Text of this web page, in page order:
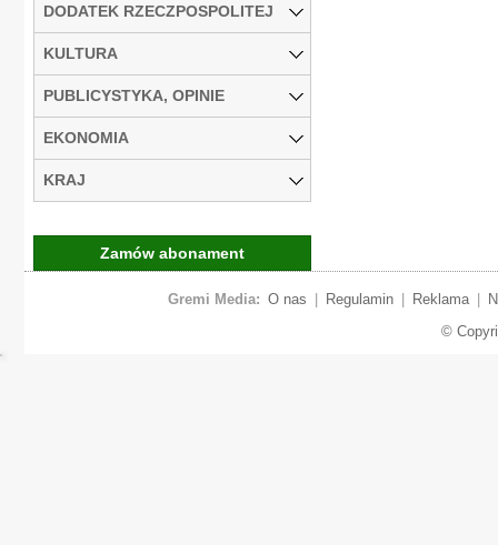
DODATEK RZECZPOSPOLITEJ
KULTURA
PUBLICYSTYKA, OPINIE
EKONOMIA
KRAJ
Zamów abonament
Gremi Media: O nas Regulamin Reklama
©